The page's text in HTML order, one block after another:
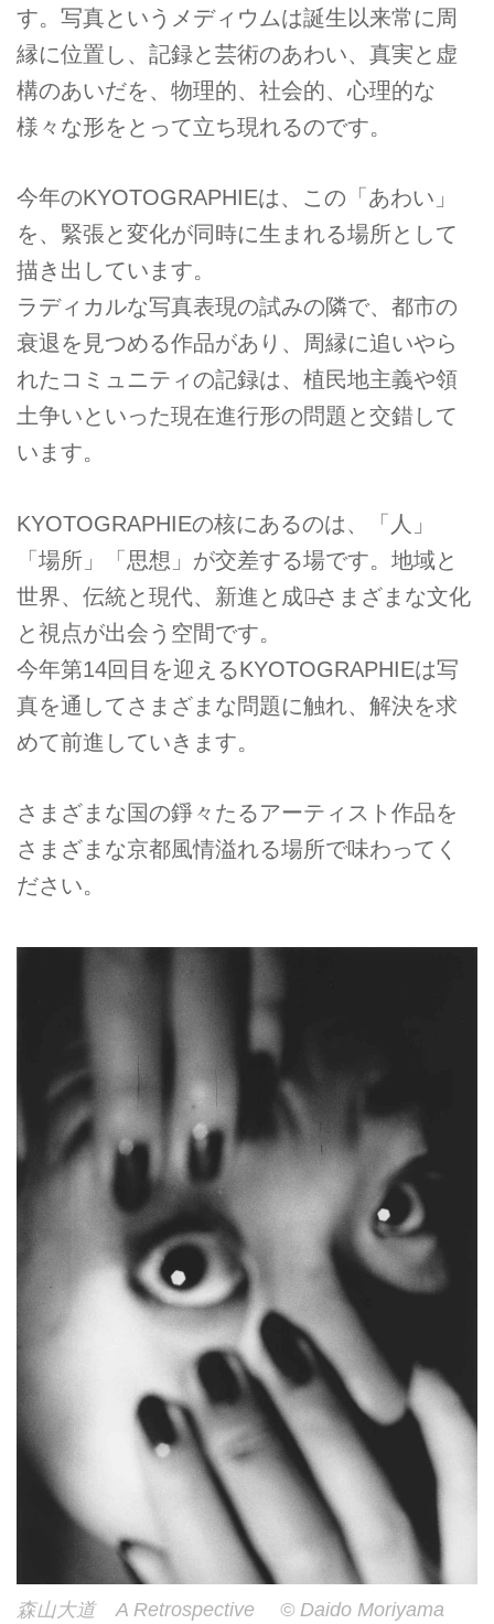
す。写真というメディウムは誕生以来常に周
縁に位置し、記録と芸術のあわい、真実と虚
構のあいだを、物理的、社会的、心理的な
様々な形をとって立ち現れるのです。
今年のKYOTOGRAPHIEは、この「あわい」
を、緊張と変化が同時に生まれる場所として
描き出しています。
ラディカルな写真表現の試みの隣で、都市の
衰退を見つめる作品があり、周縁に追いやら
れたコミュニティの記録は、植民地主義や領
土争いといった現在進行形の問題と交錯して
います。
KYOTOGRAPHIEの核にあるのは、「人」
「場所」「思想」が交差する場です。地域と
世界、伝統と現代、新進と成熟̶さまざまな文化
と視点が出会う空間です。
今年第14回目を迎えるKYOTOGRAPHIEは写
真を通してさまざまな問題に触れ、解決を求
めて前進していきます。
さまざまな国の錚々たるアーティスト作品を
さまざまな京都風情溢れる場所で味わってく
ださい。
森山大道 A Retrospective © Daido Moriyama